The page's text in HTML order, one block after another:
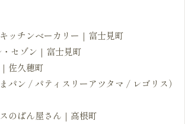
ッチンベーカリー｜富士見町
セゾン｜富士見町
佐久穂町
パン / パティスリーアツタマ / レゴリス）
のぱん屋さん｜高根町